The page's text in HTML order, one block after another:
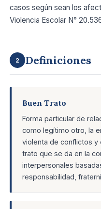
casos según sean los
Violencia Escolar N°
2 Definiciones
Buen Trato
Forma particular de
como legítimo otro, la
violenta de conflictos y
trato que se da en la
interpersonales
responsabilidad,